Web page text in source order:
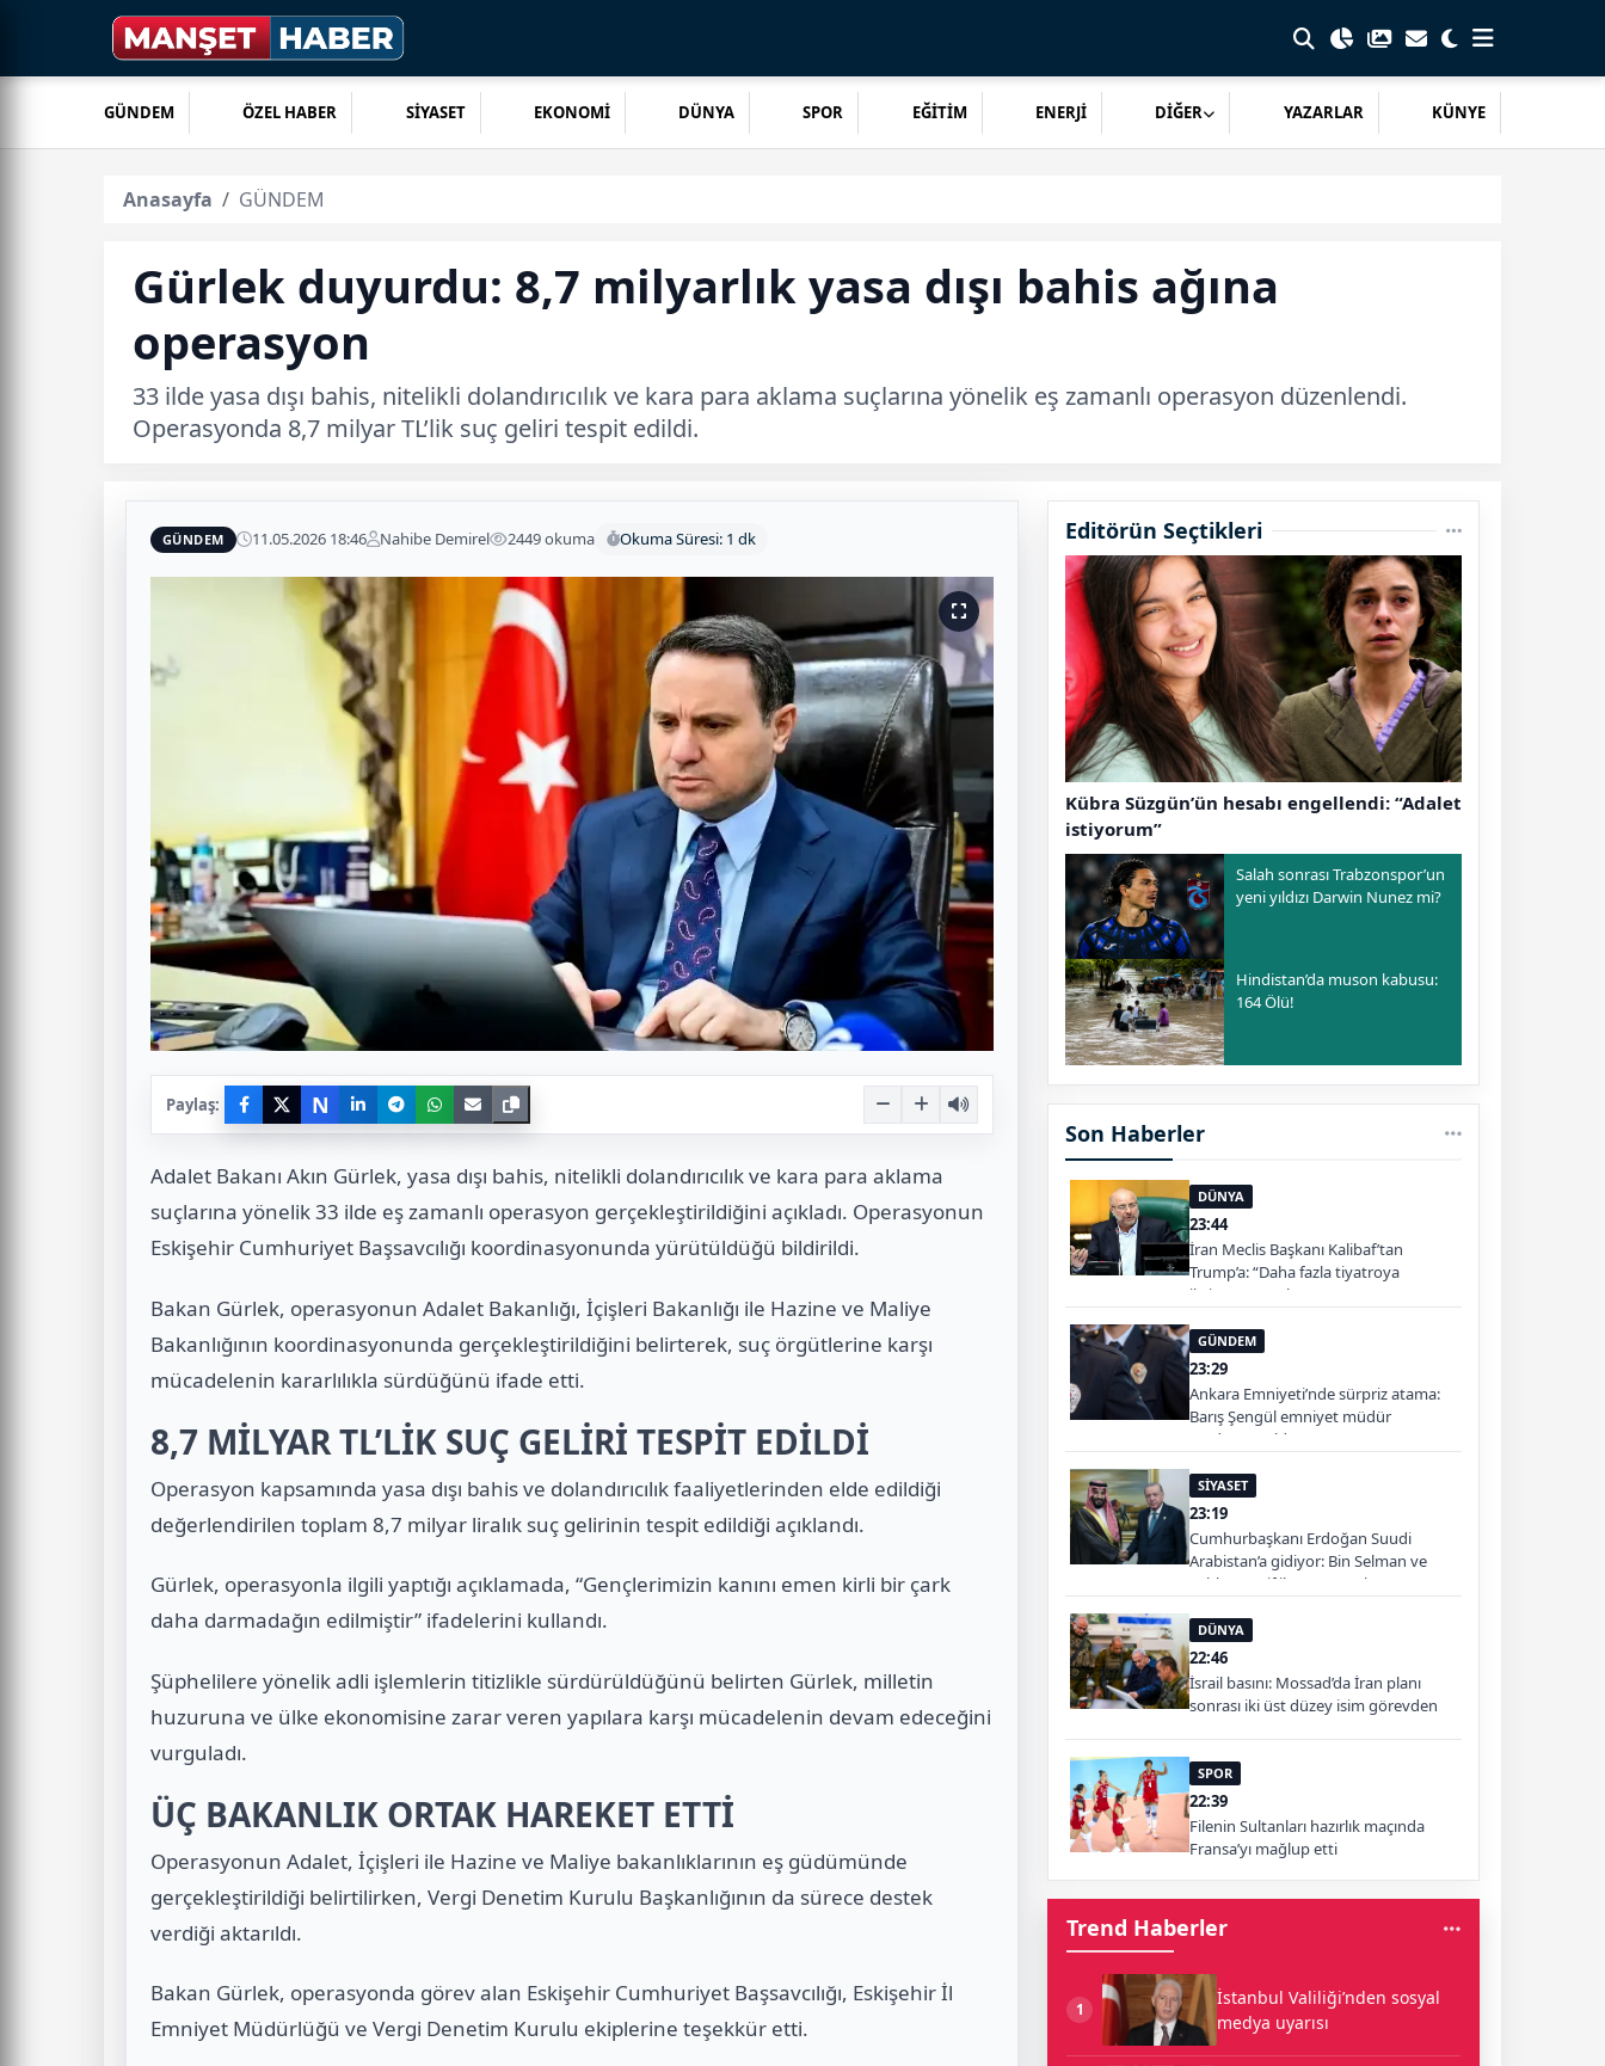
GÜNDEM ÖZEL HABER SİYASET EKONOMİ DÜNYA SPOR EĞİTİM ENERJİ DİĞER YAZARLAR KÜNYE
Anasayfa GÜNDEM
Gürlek duyurdu: 8,7 milyarlık yasa dışı bahis ağına
operasyon
33 ilde yasa dışı bahis, nitelikli dolandırıcılık ve kara para aklama suçlarına yönelik eş zamanlı operasyon düzenlendi.
Operasyonda 8,7 milyar TL’lik suç geliri tespit edildi.
GÜNDEM 11.05.2026 18:46 Nahibe Demirel 2449 okuma Okuma Süresi: 1 dk
Paylaş: N
Adalet Bakanı Akın Gürlek, yasa dışı bahis, nitelikli dolandırıcılık ve kara para aklama
suçlarına yönelik 33 ilde eş zamanlı operasyon gerçekleştirildiğini açıkladı. Operasyonun
Eskişehir Cumhuriyet Başsavcılığı koordinasyonunda yürütüldüğü bildirildi.
Bakan Gürlek, operasyonun Adalet Bakanlığı, İçişleri Bakanlığı ile Hazine ve Maliye
Bakanlığının koordinasyonunda gerçekleştirildiğini belirterek, suç örgütlerine karşı
mücadelenin kararlılıkla sürdüğünü ifade etti.
8,7 MİLYAR TL’LİK SUÇ GELİRİ TESPİT EDİLDİ
Operasyon kapsamında yasa dışı bahis ve dolandırıcılık faaliyetlerinden elde edildiği
değerlendirilen toplam 8,7 milyar liralık suç gelirinin tespit edildiği açıklandı.
Gürlek, operasyonla ilgili yaptığı açıklamada, “Gençlerimizin kanını emen kirli bir çark
daha darmadağın edilmiştir” ifadelerini kullandı.
Şüphelilere yönelik adli işlemlerin titizlikle sürdürüldüğünü belirten Gürlek, milletin
huzuruna ve ülke ekonomisine zarar veren yapılara karşı mücadelenin devam edeceğini
vurguladı.
ÜÇ BAKANLIK ORTAK HAREKET ETTİ
Operasyonun Adalet, İçişleri ile Hazine ve Maliye bakanlıklarının eş güdümünde
gerçekleştirildiği belirtilirken, Vergi Denetim Kurulu Başkanlığının da sürece destek
verdiği aktarıldı.
Bakan Gürlek, operasyonda görev alan Eskişehir Cumhuriyet Başsavcılığı, Eskişehir İl
Emniyet Müdürlüğü ve Vergi Denetim Kurulu ekiplerine teşekkür etti.
Editörün Seçtikleri
Kübra Süzgün’ün hesabı engellendi: “Adalet
istiyorum”
Salah sonrası Trabzonspor’un
yeni yıldızı Darwin Nunez mi?
Hindistan’da muson kabusu:
164 Ölü!
Son Haberler
DÜNYA
23:44
İran Meclis Başkanı Kalibaf’tan
Trump’a: “Daha fazla tiyatroya
ihtiyacımız yok”
GÜNDEM
23:29
Ankara Emniyeti’nde sürpriz atama:
Barış Şengül emniyet müdür
yardımcısı oldu
SİYASET
23:19
Cumhurbaşkanı Erdoğan Suudi
Arabistan’a gidiyor: Bin Selman ve
Şahbaz Şerif ile görüşecek
DÜNYA
22:46
İsrail basını: Mossad’da İran planı
sonrası iki üst düzey isim görevden
SPOR
22:39
Filenin Sultanları hazırlık maçında
Fransa’yı mağlup etti
Trend Haberler
1
İstanbul Valiliği’nden sosyal
medya uyarısı